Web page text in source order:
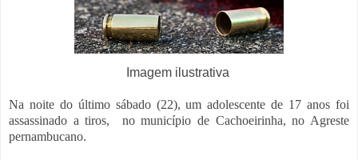
Imagem ilustrativa
Na noite do último sábado (22), um adolescente de 17 anos foi
assassinado a tiros,
no município de Cachoeirinha, no Agreste
pernambucano.